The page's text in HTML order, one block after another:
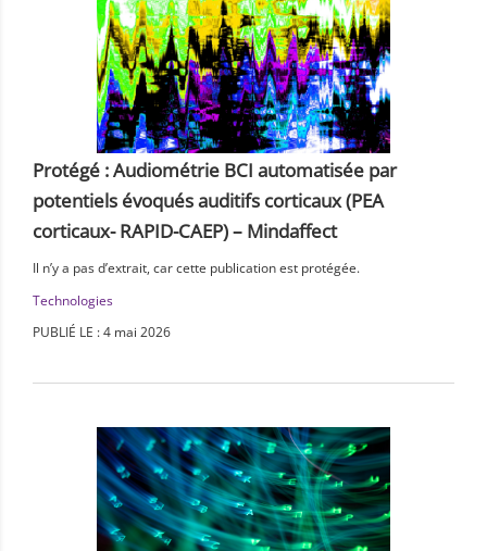
Protégé : Audiométrie BCI automatisée par
potentiels évoqués auditifs corticaux (PEA
corticaux- RAPID-CAEP) – Mindaffect
Il n’y a pas d’extrait, car cette publication est protégée.
Technologies
PUBLIÉ LE : 4 mai 2026